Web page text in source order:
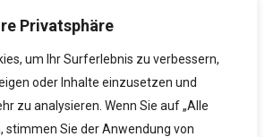
Privatsphäre
um Ihr Surferlebnis zu verbessern,
oder Inhalte einzusetzen und
zu analysieren. Wenn Sie auf „Alle
stimmen Sie der Anwendung von